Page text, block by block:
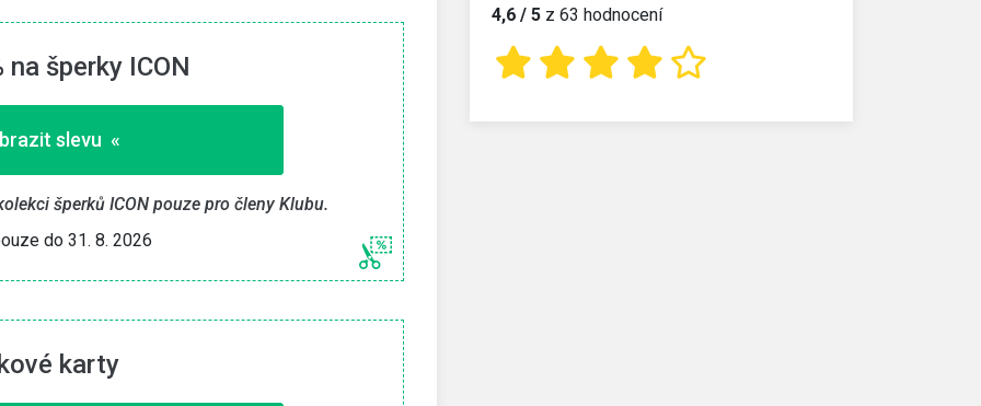
na šperky ICON
slevu «
šperků ICON pouze pro členy Klubu.
do 31. 8. 2026
karty
4,6 / 5 z 63 hodnocení